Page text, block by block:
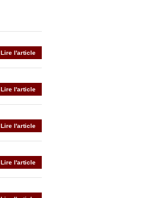
Lire l'article
Lire l'article
Lire l'article
Lire l'article